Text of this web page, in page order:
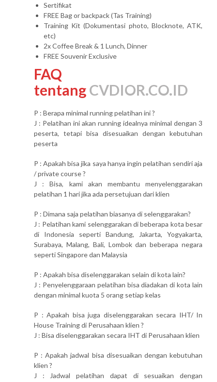
Sertifikat
FREE Bag or backpack (Tas Training)
Training Kit (Dokumentasi photo, Blocknote, ATK,
etc)
2x Coffee Break & 1 Lunch, Dinner
FREE Souvenir Exclusive
FAQ
tentangCVDIOR.CO.ID
P : Berapa minimal running pelatihan ini ?
J : Pelatihan ini akan running idealnya minimal dengan 3
peserta, tetapi bisa disesuaikan dengan kebutuhan
peserta
P : Apakah bisa jika saya hanya ingin pelatihan sendiri aja
/ private course ?
J : Bisa, kami akan membantu menyelenggarakan
pelatihan 1 hari jika ada persetujuan dari klien
P : Dimana saja pelatihan biasanya di selenggarakan?
J : Pelatihan kami selenggarakan di beberapa kota besar
di Indonesia seperti Bandung, Jakarta, Yogyakarta,
Surabaya, Malang, Bali, Lombok dan beberapa negara
seperti Singapore dan Malaysia
P : Apakah bisa diselenggarakan selain di kota lain?
J : Penyelenggaraan pelatihan bisa diadakan di kota lain
dengan minimal kuota 5 orang setiap kelas
P : Apakah bisa juga diselenggarakan secara IHT/ In
House Training di Perusahaan klien ?
J : Bisa diselenggarakan secara IHT di Perusahaan klien
P : Apakah jadwal bisa disesuaikan dengan kebutuhan
klien ?
J : Jadwal pelatihan dapat di sesuaikan dengan